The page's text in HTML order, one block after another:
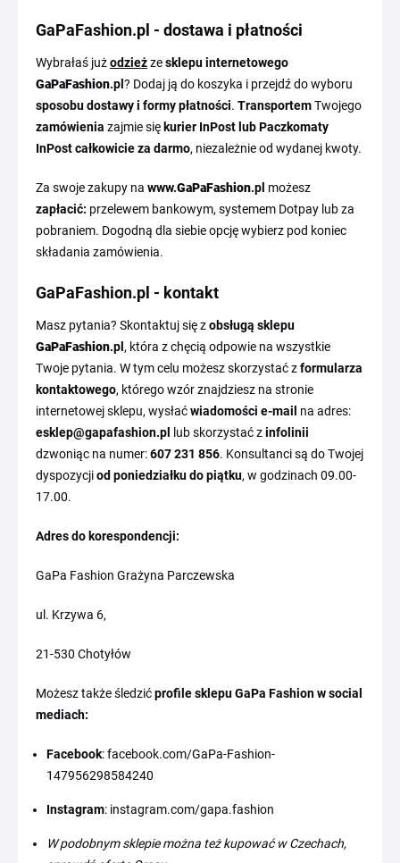
GaPaFashion.pl - dostawa i płatności
Wybrałaś jużodzieżzesklepu internetowego
GaPaFashion.pl ? Dodaj ją do koszyka i przejdź do wyboru
sposobu dostawy i formy płatności. TransportemTwojego
zamówienia zajmie się kurier InPost lub Paczkomaty
InPost całkowicie za darmo, niezależnie od wydanej kwoty.
Za swoje zakupy na www.GaPaFashion.pl możesz
zapłacić: przelewem bankowym, systemem Dotpay lub za
pobraniem. Dogodną dla siebie opcję wybierz pod koniec
składania zamówienia.
GaPaFashion.pl - kontakt
Masz pytania? Skontaktuj się zobsługą sklepu
GaPaFashion.pl , która z chęcią odpowie na wszystkie
Twoje pytania. W tym celu możesz skorzystać zformularza
kontaktowego, którego wzór znajdziesz na stronie
internetowej sklepu, wysłaćwiadomości e-mail na adres:
esklep@gapafashion.pl
lub skorzystać zinfolinii
dzwoniąc na numer:607 231 856. Konsultanci są do Twojej
dyspozycjiod poniedziałku do piątku, w godzinach 09.00-
17.00.
Adres do korespondencji:
GaPa Fashion Grażyna Parczewska
ul. Krzywa 6,
21-530 Chotyłów
Możesz także śledzićprofile sklepu GaPa Fashion w social
mediach:
Facebook: facebook.com/GaPa-Fashion-
147956298584240
Instagram: instagram.com/gapa.fashion
W podobnym sklepie można też kupować w Czechach,